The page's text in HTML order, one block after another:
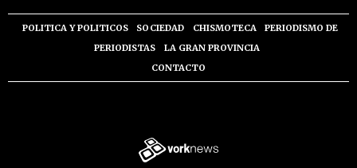
POLITICA Y POLITICOS SOCIEDAD CHISMOTECA
PERIODISMO DE
PERIODISTAS
LA GRAN PROVINCIA
CONTACTO